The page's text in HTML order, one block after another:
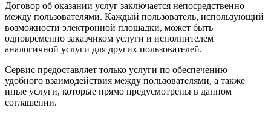
Договор об оказании услуг заключается непосредственно
между пользователями. Каждый пользователь, использующий
возможности электронной площадки, может быть
одновременно заказчиком услуги и исполнителем
аналогичной услуги для других пользователей.
Сервис предоставляет только услуги по обеспечению
удобного взаимодействия между пользователями, а также
иные услуги, которые прямо предусмотрены в данном
соглашении.